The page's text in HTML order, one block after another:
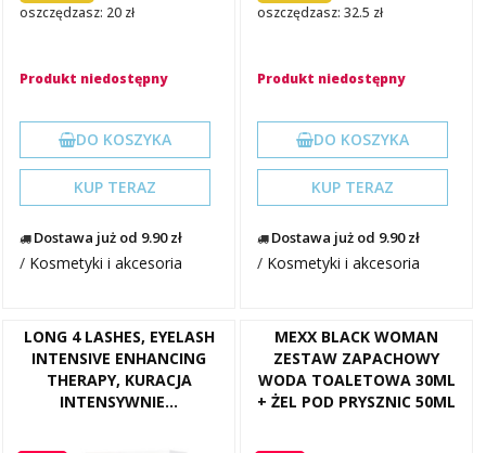
oszczędzasz: 20 zł
Produkt niedostępny
DO KOSZYKA
KUP TERAZ
Dostawa już od 9.90 zł
/ Kosmetyki i akcesoria
oszczędzasz: 32.5 zł
Produkt niedostępny
DO KOSZYKA
KUP TERAZ
Dostawa już od 9.90 zł
/ Kosmetyki i akcesoria
LONG 4 LASHES, EYELASH
INTENSIVE ENHANCING
THERAPY, KURACJA
INTENSYWNIE...
MEXX BLACK WOMAN
ZESTAW ZAPACHOWY
WODA TOALETOWA 30ML
+ ŻEL POD PRYSZNIC 50ML